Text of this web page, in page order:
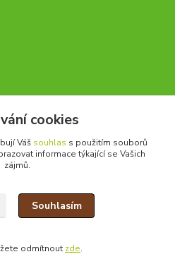
nás kontaktovat.
cookies
Váš souhlas s použitím souborů
informace týkající se Vašich
zájmů.
Souhlasím
odmítnout zde.